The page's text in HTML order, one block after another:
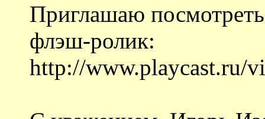
Приглашаю
флэш-ролик:
http://www.playcast.ru/